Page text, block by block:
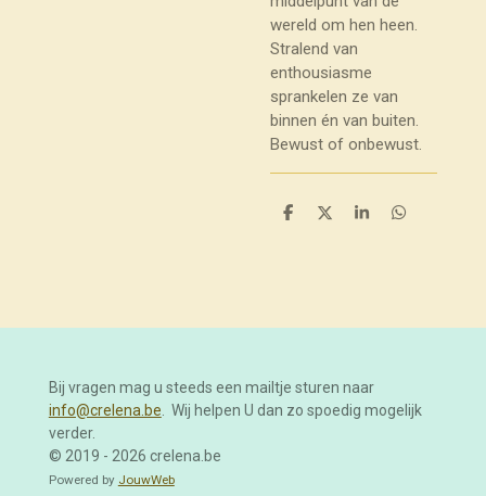
wereld om hen heen.
Stralend van
enthousiasme
sprankelen ze van
binnen én van buiten.
Bewust of onbewust.
D
D
S
D
Bij vragen mag u steeds een mailtje sturen naar
info@crelena.be. Wij helpen U dan zo spoedig mogelijk
verder.
© 2019 - 2026 crelena.be
Powered by JouwWeb